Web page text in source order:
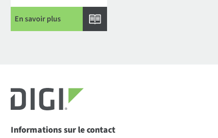
En savoir plus
Informations sur le contact